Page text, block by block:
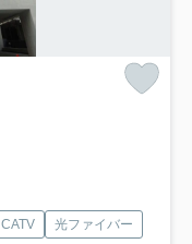
CATV
光ファイバー